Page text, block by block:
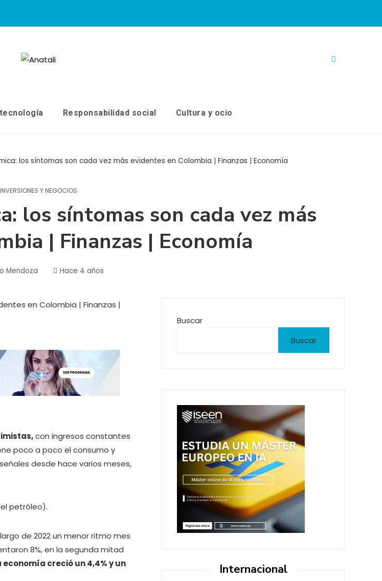
Responsabilidad social Cultura y ocio
los síntomas son cada vez más evidentes en Colombia | Finanzas | Economía
INVERSIONES Y NEGOCIOS
los síntomas son cada vez más
| Finanzas | Economía
Mendoza Hace 4 años
con ingresos constantes
poco a poco el consumo y
desde hace varios meses,
petróleo).
de 2022 un menor ritmo mes
8%, en la segunda mitad
creció un 4,4% y un
Buscar
Buscar
Internacional